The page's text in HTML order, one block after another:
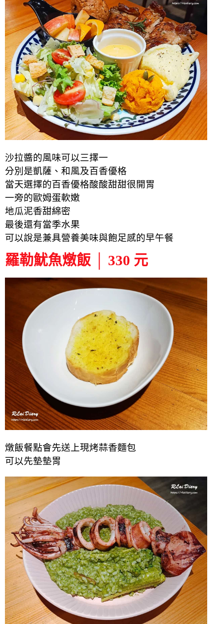
沙拉醬的風味可以三擇一
分別是凱薩、和風及百香優格
當天選擇的百香優格酸酸甜甜很開胃
一旁的歐姆蛋軟嫩
地瓜泥香甜綿密
最後還有當季水果
可以說是兼具營養美味與飽足感的早午餐
羅勒魷魚燉飯 │ 330 元
燉飯餐點會先送上現烤蒜香麵包
可以先墊墊胃